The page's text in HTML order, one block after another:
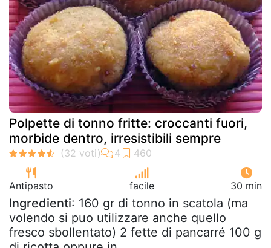
Polpette di tonno fritte: croccanti fuori,
morbide dentro, irresistibili sempre
Antipasto facile 30 min
Ingredienti: 160 gr di tonno in scatola (ma
volendo si puo utilizzare anche quello
fresco sbollentato) 2 fette di pancarré 100 g